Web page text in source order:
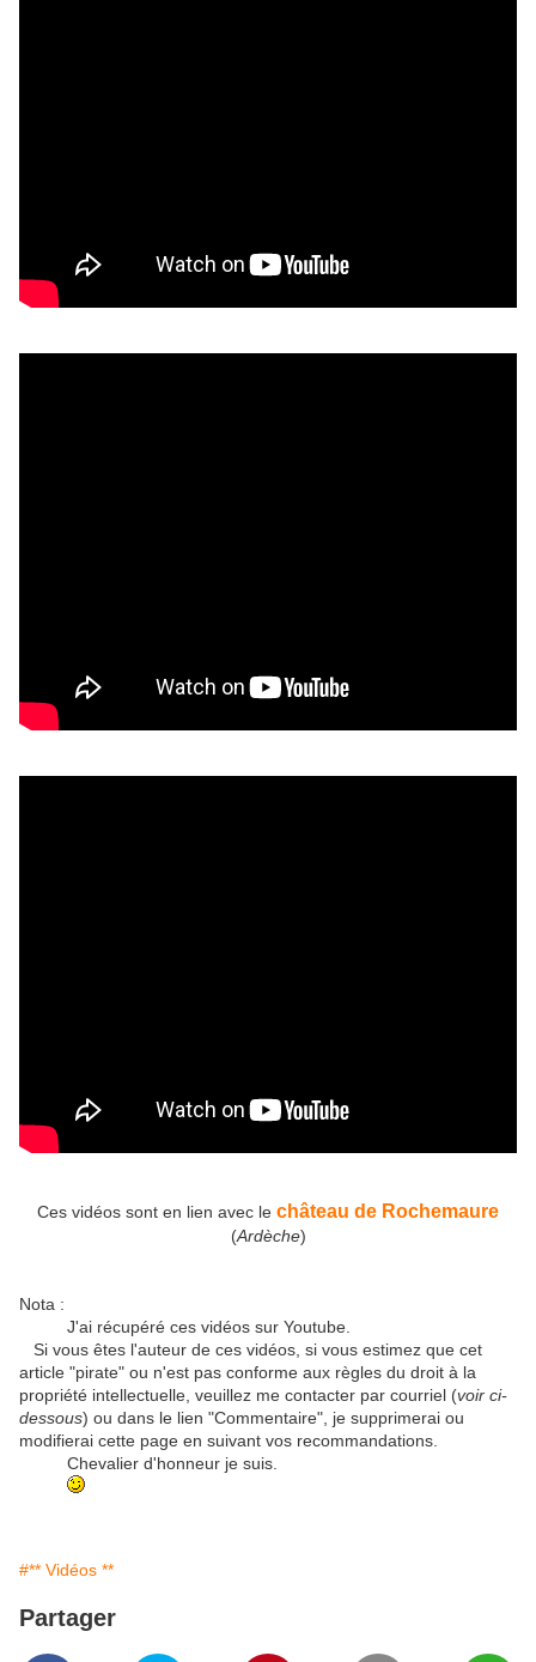
Ces vidéos sont en lien avec le château de Rochemaure
(Ardèche)
Nota :
J'ai récupéré ces vidéos sur Youtube.
Si vous êtes l'auteur de ces vidéos, si vous estimez que cet
article "pirate" ou n'est pas conforme aux règles du droit à la
propriété intellectuelle, veuillez me contacter par courriel (voir ci-
dessous) ou dans le lien "Commentaire", je supprimerai ou
modifierai cette page en suivant vos recommandations.
Chevalier d'honneur je suis.
#** Vidéos **
Partager